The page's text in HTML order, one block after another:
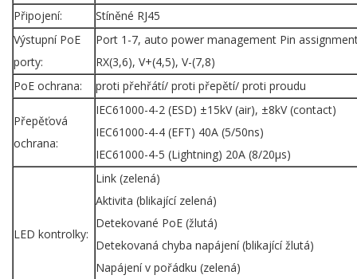
Připojení:
Stíněné RJ45
Výstupní PoE
porty:
Port 1-7, auto power management Pin
RX(3,6), V+(4,5), V-(7,8)
PoE ochrana:
proti přehřátí/ proti přepětí/ proti proudu
Přepěťová
ochrana:
IEC61000-4-2 (ESD) ±15kV (air), ±8kV (contact)
IEC61000-4-4 (EFT) 40A (5/50ns)
IEC61000-4-5 (Lightning) 20A (8/20µs)
LED kontrolky:
Link (zelená)
Aktivita (blikající zelená)
Detekované PoE (žlutá)
Detekovaná chyba napájení (blikající žlutá)
Napájení v pořádku (zelená)